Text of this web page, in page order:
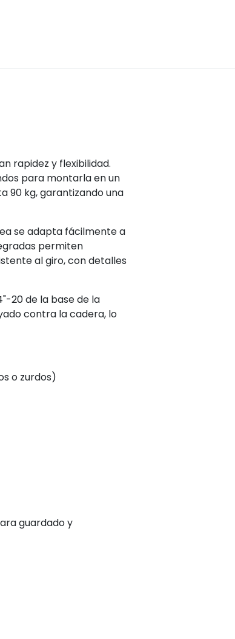
rapidez y flexibilidad.
para montarla en un
90 kg, garantizando una
se adapta fácilmente a
permiten
al giro, con detalles
20 de la base de la
contra la cadera, lo
o zurdos)
guardado y